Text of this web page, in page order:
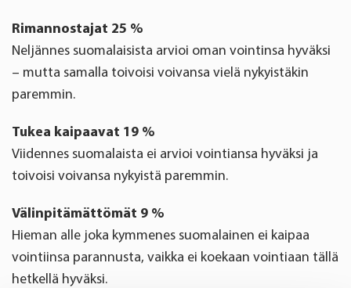
Rimannostajat 25 %
Neljännes suomalaisista arvioi oman vointinsa hyväksi
– mutta samalla toivoisi voivansa vielä nykyistäkin
paremmin.
Tukea kaipaavat 19 %
Viidennes suomalaista ei arvioi vointiansa hyväksi ja
toivoisi voivansa nykyistä paremmin.
Välinpitämättömät 9 %
Hieman alle joka kymmenes suomalainen ei kaipaa
vointiinsa parannusta, vaikka ei koekaan vointiaan tällä
hetkellä hyväksi.